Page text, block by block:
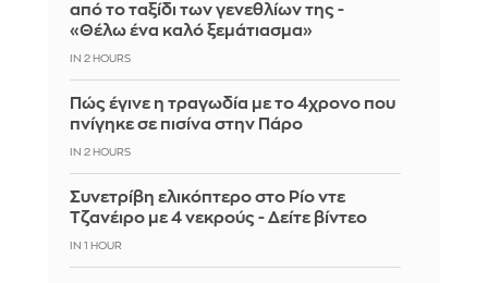
από το ταξίδι των γενεθλίων της -
«Θέλω ένα καλό ξεμάτιασμα»
IN 2 HOURS
Πώς έγινε η τραγωδία με το 4χρονο που
πνίγηκε σε πισίνα στην Πάρο
IN 2 HOURS
Συνετρίβη ελικόπτερο στο Ρίο ντε
Τζανέιρο με 4 νεκρούς - Δείτε βίντεο
IN 1 HOUR